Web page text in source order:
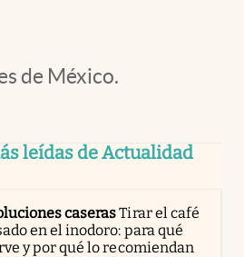
de México.
leídas de Actualidad
caserasTirar el café
en el inodoro: para qué
y por qué lo recomiendan